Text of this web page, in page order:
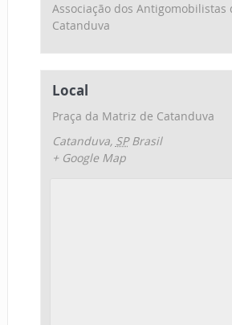
Associação dos Antigomobilistas
Catanduva
Local
Praça da Matriz de Catanduva
Catanduva, SP Brasil
+ Google Map